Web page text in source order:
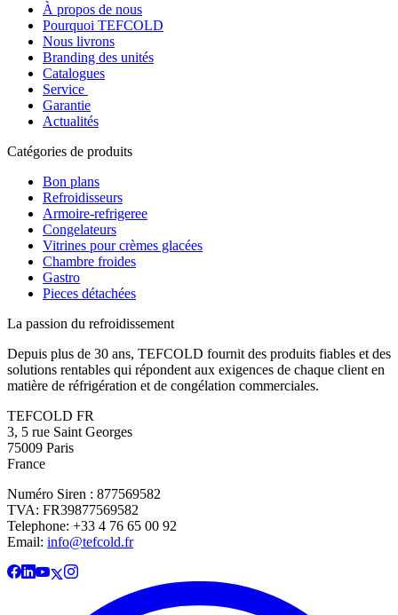
À propos de nous
Pourquoi TEFCOLD
Nous livrons
Branding des unités
Catalogues
Service
Garantie
Actualités
Catégories de produits
Bon plans
Refroidisseurs
Armoire-refrigeree
Congelateurs
Vitrines pour crèmes glacées
Chambre froides
Gastro
Pieces détachées
La passion du refroidissement
Depuis plus de 30 ans, TEFCOLD fournit des produits fiables et des
solutions rentables qui répondent aux exigences de chaque client en
matière de réfrigération et de congélation commerciales.
TEFCOLD FR
3, 5 rue Saint Georges
75009 Paris
France
Numéro Siren : 877569582
TVA: FR39877569582
Telephone: +33 4 76 65 00 92
Email: info@tefcold.fr